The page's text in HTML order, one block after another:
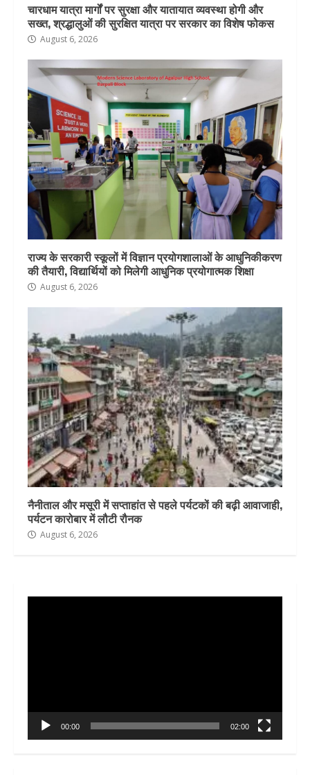
चारधाम यात्रा मार्गों पर सुरक्षा और यातायात व्यवस्था होगी और
सख्त, श्रद्धालुओं की सुरक्षित यात्रा पर सरकार का विशेष फोकस
August 6, 2026
राज्य के सरकारी स्कूलों में विज्ञान प्रयोगशालाओं के आधुनिकीकरण
की तैयारी, विद्यार्थियों को मिलेगी आधुनिक प्रयोगात्मक शिक्षा
August 6, 2026
नैनीताल और मसूरी में सप्ताहांत से पहले पर्यटकों की बढ़ी आवाजाही,
पर्यटन कारोबार में लौटी रौनक
August 6, 2026
00:00 02:00